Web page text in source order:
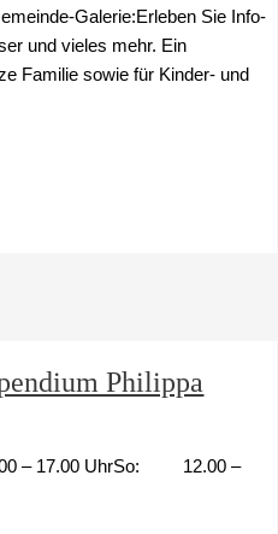
Galerie:Erleben Sie Info-
und vieles mehr. Ein
Familie sowie für Kinder- und
Philippa
– 17.00 UhrSo: 12.00 –